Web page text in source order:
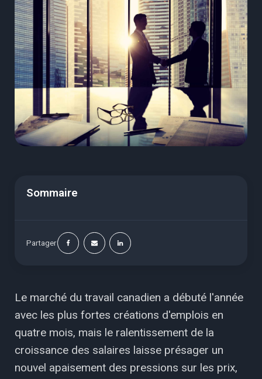
Sommaire
Partager
Le marché du travail canadien a débuté l'année
avec les plus fortes créations d'emplois en
quatre mois, mais le ralentissement de la
croissance des salaires laisse présager un
nouvel apaisement des pressions sur les prix,